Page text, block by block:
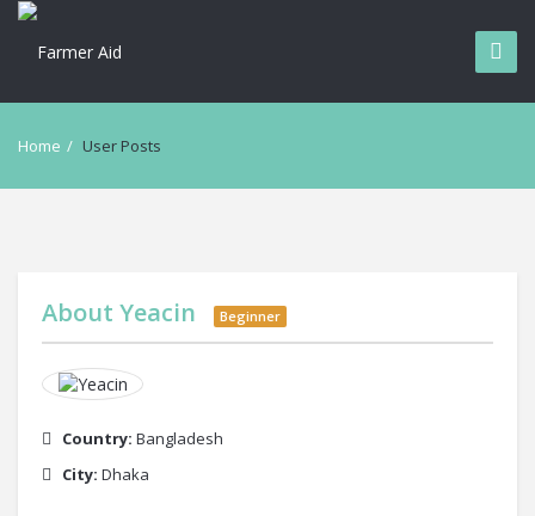
Home / User Posts
About Yeacin Beginner
Country: Bangladesh
City: Dhaka